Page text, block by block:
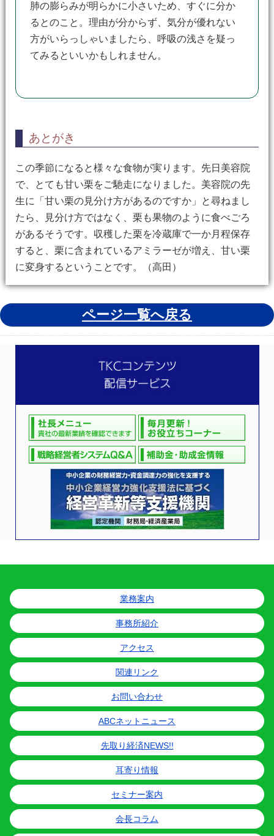
肺の膨らみが明らかに小さいため、すぐに分か
るとのこと。理由が分からず、気分が優れない
方がいらっしゃいましたら、呼吸の浅さを疑っ
てみるといいかもしれません。
あとがき
この季節になると様々な食物が実ります。先日美容院
で、とても甘い栗をご馳走になりました。美容院の先
生に「甘い栗の見分け方があるのですか」と尋ねまし
たら、見分け方ではなく、栗も果物のように食べごろ
があるそうです。収穫した栗を冷蔵庫で一か月程保存
すると、栗に含まれているアミラーゼが増え、甘い栗
に変身するということです。（高田）
ページ一覧へ戻る
業務案内
事務所紹介
アクセス
関連リンク
お問い合わせ
ABCネットニュース
先取り経済NEWS!!
耳寄り情報
セミナー案内
会長コラム